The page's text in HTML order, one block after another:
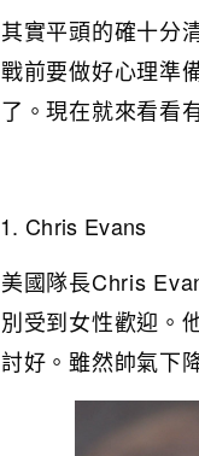
其實平頭的確十分
戰前要做好心理準
了。現在就來看看
Chris Evans
美國隊長Chris
別受到女性歡迎。
討好。雖然帥氣下